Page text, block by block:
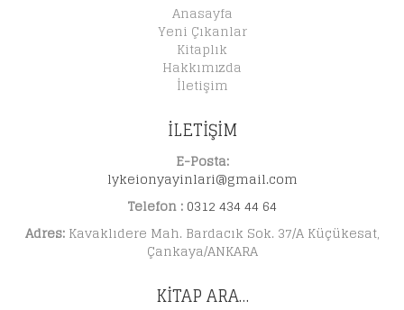
Anasayfa
Yeni Çıkanlar
Kitaplık
Hakkımızda
İletişim
İLETİŞİM
E-Posta:
lykeionyayinlari@gmail.com
Telefon : 0312 434 44 64
Adres:Kavaklıdere Mah. Bardacık Sok. 37/A Küçükesat,
Çankaya/ANKARA
KITAP ARA…